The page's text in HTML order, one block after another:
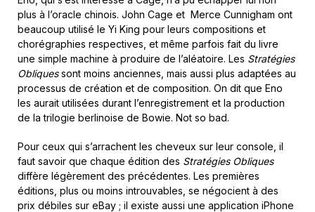
plus à l’oracle chinois. John Cage et Merce Cunnigham ont
beaucoup utilisé le Yi King pour leurs compositions et
chorégraphies respectives, et même parfois fait du livre
une simple machine à produire de l’aléatoire. Les Stratégies
Obliquessont moins anciennes, mais aussi plus adaptées au
processus de création et de composition. On dit que Eno
les aurait utilisées durant l’enregistrement et la production
de la trilogie berlinoise de Bowie. Not so bad.
Pour ceux qui s’arrachent les cheveux sur leur console, il
faut savoir que chaque édition des Stratégies Obliques
diffère légèrement des précédentes. Les premières
éditions, plus ou moins introuvables, se négocient à des
prix débiles sur eBay ; il existe aussi une application iPhone